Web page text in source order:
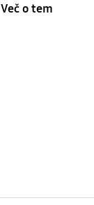
Več o tem